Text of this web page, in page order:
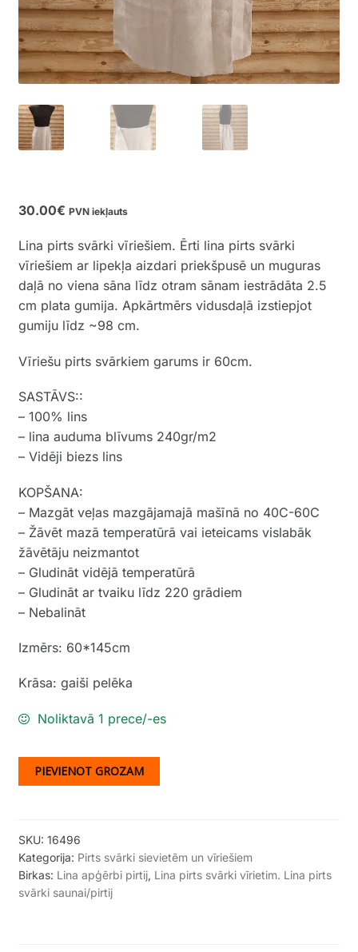
30.00€ PVN iekļauts
Lina pirts svārki vīriešiem. Ērti lina pirts svārki
vīriešiem ar lipekļa aizdari priekšpusē un muguras
daļā no viena sāna līdz otram sānam iestrādāta 2.5
cm plata gumija. Apkārtmērs vidusdaļā izstiepjot
gumiju līdz ~98 cm.
Vīriešu pirts svārkiem garums ir 60cm.
SASTĀVS::
– 100% lins
– lina auduma blīvums 240gr/m2
– Vidēji biezs lins
KOPŠANA:
– Mazgāt veļas mazgājamajā mašīnā no 40C-60C
– Žāvēt mazā temperatūrā vai ieteicams vislabāk
žāvētāju neizmantot
– Gludināt vidējā temperatūrā
– Gludināt ar tvaiku līdz 220 grādiem
– Nebalināt
Izmērs: 60*145cm
Krāsa: gaiši pelēka
Noliktavā 1 prece/-es
PIEVIENOT GROZAM
SKU: 16496
Kategorija: Pirts svārki sievietēm un vīriešiem
Birkas: Lina apģērbi pirtij, Lina pirts svārki vīrietim. Lina pirts
svārki saunai/pirtij